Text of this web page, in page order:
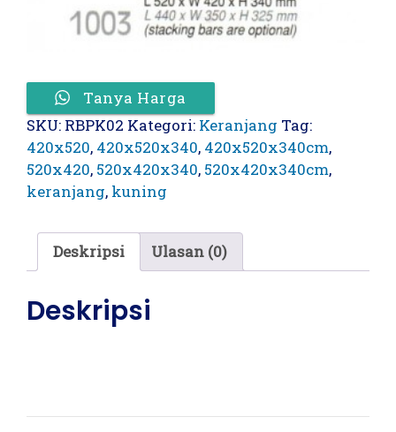
Tanya Harga
SKU: RBPK02 Kategori: Keranjang Tag:
420x520, 420x520x340, 420x520x340cm,
520x420, 520x420x340, 520x420x340cm,
keranjang, kuning
Deskripsi Ulasan (0)
Deskripsi